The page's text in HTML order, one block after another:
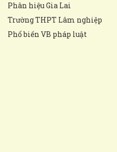
Phân hiệu Gia Lai
Trường THPT Lâm nghiệp
Phổ biến VB pháp luật